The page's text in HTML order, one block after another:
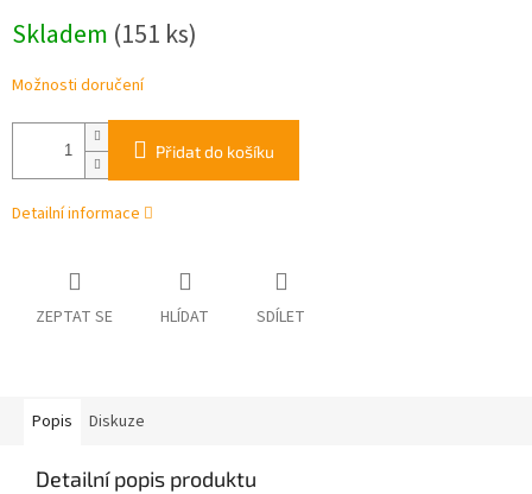
cena:
Skladem (151 ks)
Možnosti doručení
Přidat do košíku
Detailní informace
ZEPTAT SE HLÍDAT SDÍLET
Popis Diskuze
Detailní popis produktu